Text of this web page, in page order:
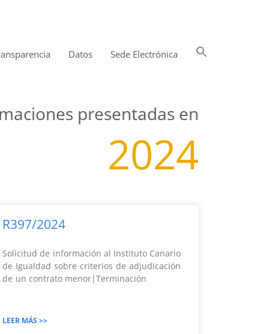
Datos Sede Electrónica
presentadas en
2024
R397/2024
Solicitud de información al Instituto Canario
de Igualdad sobre criterios de adjudicación
de un contrato menor|Terminación
LEER MÁS >>